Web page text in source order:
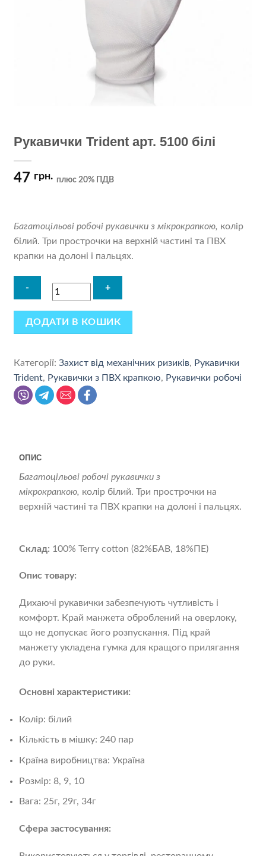
Рукавички Trident арт. 5100 білі
47 грн. плюс 20% ПДВ
Багатоцільові робочі рукавички з мікрокрапкою, колір
білий. Три прострочки на верхній частині та ПВХ
крапки на долоні і пальцях.
ДОДАТИ В КОШИК
Категорії:Захист від механічних ризиків, Рукавички
Trident, Рукавички з ПВХ крапкою, Рукавички робочі
ОПИС
Багатоцільові робочі рукавички з
мікрокрапкою, колір білий. Три прострочки на
верхній частині та ПВХ крапки на долоні і пальцях.
Склад: 100% Terry cotton (82%БАВ, 18%ПЕ)
Опис товару:
Дихаючі рукавички забезпечують чутливість і
комфорт. Край манжета оброблений на оверлоку,
що не допускає його розпускання. Під край
манжету укладена гумка для кращого прилягання
до руки.
Основні характеристики:
Колір: білий
Кількість в мішку: 240 пар
Країна виробництва: Україна
Розмір: 8, 9, 10
Вага: 25г, 29г, 34г
Сфера застосування: